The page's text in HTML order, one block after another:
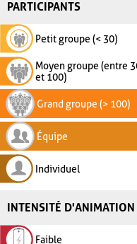
PARTICIPANTS
Petit groupe (< 30)
Moyen groupe (entre
et 100)
Grand groupe (> 100)
Équipe
Individuel
INTENSITÉ D'ANIMATION
Faible